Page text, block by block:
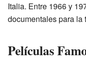
Italia. Entre 1966 y
documentales para la
Películas